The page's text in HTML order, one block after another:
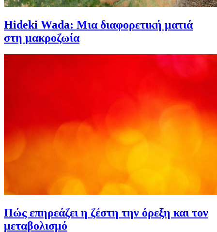
Hideki Wada: Μια διαφορετική ματιά
στη μακροζωία
Πώς επηρεάζει η ζέστη την όρεξη και τον
μεταβολισμό